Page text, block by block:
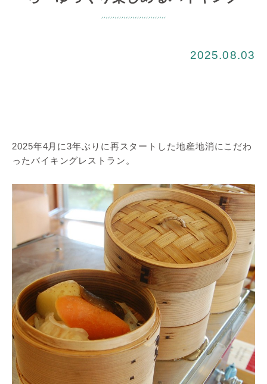
2025.08.03
2025年4月に3年ぶりに再スタートした地産地消にこだわ
ったバイキングレストラン。